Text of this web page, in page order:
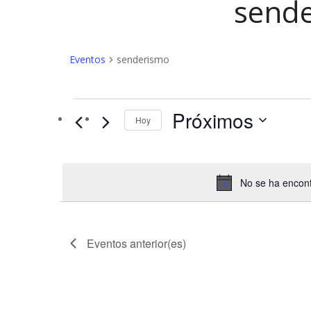
Eventos senderismo
Eventos
No se ha
Hoy Próximos
Eventosanterior(es)